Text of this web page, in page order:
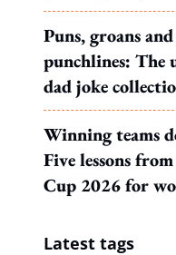
Puns, groans
punchlines: The
dad joke
Winning teams
Five lessons
Cup 2026 for
Latest tags